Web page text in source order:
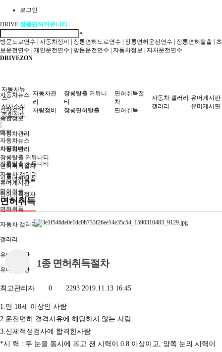
로그인
DRIVE 장롱면허커뮤니티
방문도로연수 자동차정비 장롱면허도로연수 장롱면허운전연수 장롱면허탈출
초
보운전연수
개인운전연수 방문운전연수 자동차정보
자차운전연수
DRIVEZON
자동차뉴스
신차소식
종합정보
자동차관리
차량정비
장롱탈출 커뮤니티
장롱면허탈출
면허취득절차
면허취득
자동차 갤러리
갤러리
유머게시판
유머게시판
자동차뉴
스
신차소식
종합정보
자동차관
리
차량정비
장롱탈출 커뮤니
티
장롱면허탈출
면허취득절
차
면허취득
자동차 갤러리
갤러리
유머게시판
유머게시판
메인
자동차뉴스
자동차관리
장롱탈출 커뮤니티
면허취득절차
자동차 갤러리
유머게시판
면허취득
면허취득
1종 면허취득절차
최고관리자 0 2293 2019.11.13 16:45
1.만 18세 이상인 사람
2.운전면허 결격사유에 해당하지 않는 사람
3.신체적성검사에 합격한사람
*시 력 : 두 눈을 동시에 뜨고 잰 시력이 0.8 이상이고, 양쪽 눈의 시력이